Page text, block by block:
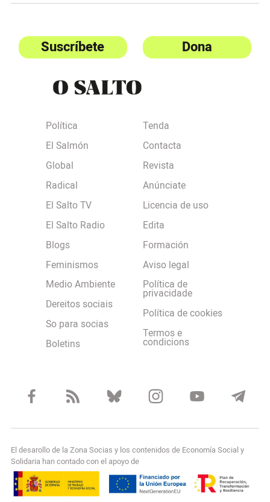
Suscríbete Dona
Política
El Salmón
Global
Radical
El Salto TV
El Salto Radio
Blogs
Feminismos
Medio Ambiente
Dereitos sociais
So para socias
Boletins
Tenda
Contacta
Revista
Anúnciate
Licencia de uso
Edita
Formación
Aviso legal
Política de
privacidade
Política de cookies
Termos e
condicions
El desarollo de la Zona Socias y los contenidos de Economía Social y
Solidaria han contado con el apoyo de